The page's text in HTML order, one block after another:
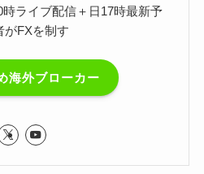
時ライブ配信＋日17時最新予
がFXを制す
海外ブローカー